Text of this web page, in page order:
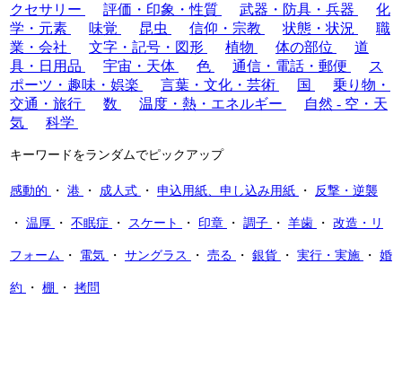
クセサリー
評価・印象・性質 武器・防具・兵器
化
学・元素
味覚 昆虫 信仰・宗教 状態・状況
職
業・会社
文字・記号・図形 植物 体の部位
道
具・日用品
宇宙・天体 色 通信・電話・郵便
ス
ポーツ・趣味・娯楽
言葉・文化・芸術 国
乗り物・
交通・旅行
数 温度・熱・エネルギー
自然 - 空・天
気
科学
キーワードをランダムでピックアップ
感動的 ・ 港 ・ 成人式 ・ 申込用紙、申し込み用紙 ・ 反撃・逆襲
・ 温厚 ・ 不眠症 ・ スケート ・ 印章 ・ 調子 ・ 羊歯 ・ 改造・リ
フォーム ・ 電気 ・ サングラス ・ 売る ・ 銀貨 ・ 実行・実施 ・ 婚
約 ・ 棚 ・ 拷問